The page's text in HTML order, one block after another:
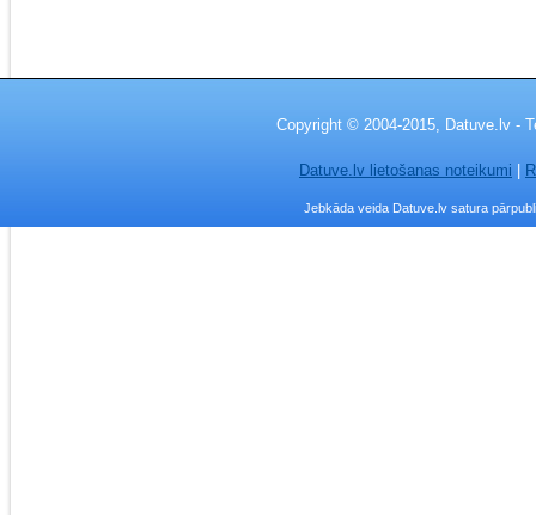
Copyright © 2004-2015, Datuve.lv -
Datuve.lv lietošanas noteikumi
Jebkāda veida Datuve.lv satura